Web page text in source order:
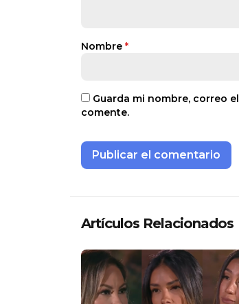
Nombre *
Guarda mi nombre, correo
comente.
Artículos Relacionados